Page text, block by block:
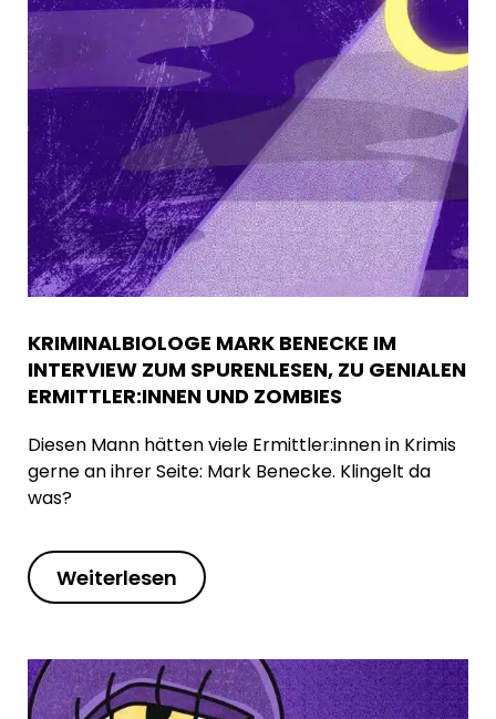
KRIMINALBIOLOGE MARK BENECKE IM
INTERVIEW ZUM SPURENLESEN, ZU GENIALEN
ERMITTLER:INNEN UND ZOMBIES
Diesen Mann hätten viele Ermittler:innen in Krimis
gerne an ihrer Seite: Mark Benecke. Klingelt da
was?
Weiterlesen